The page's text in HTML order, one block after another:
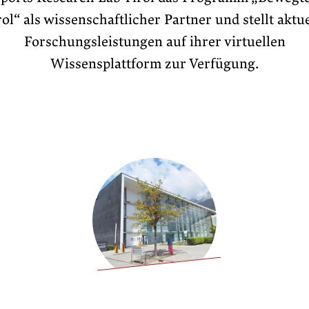
als wissenschaftlicher Partner und stellt
Forschungsleistungen auf ihrer virtuellen
Wissensplattform zur Verfügung.